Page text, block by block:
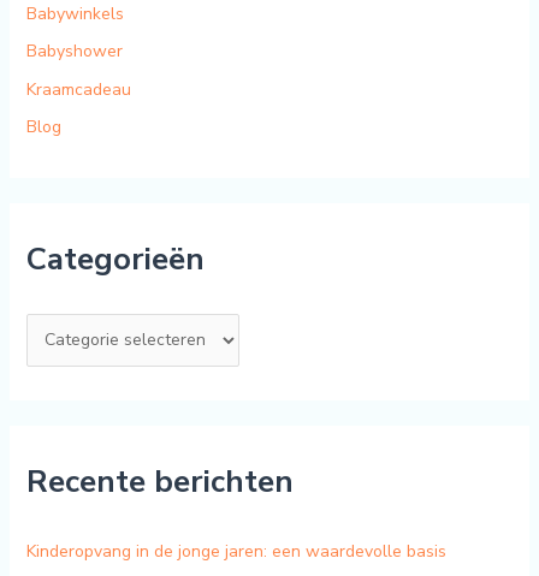
Babywinkels
Babyshower
Kraamcadeau
Blog
Categorieën
Recente berichten
Kinderopvang in de jonge jaren: een waardevolle basis